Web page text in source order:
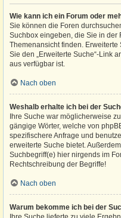
Wie kann ich ein Forum oder
Sie können die Foren
Suchbox eingeben, die Sie in der
Themenansicht finden.
Sie den „Erweiterte Suche“-Link
aus verfügbar ist.
Nach oben
Weshalb erhalte ich bei der
Ihre Suche war möglicherweise
gängige Wörter, welche von
spezifischere Anfrage und
erweiterte Suche bietet.
Suchbegriff(e) hier nirgends im
Rechtschreibung der Begriffe!
Nach oben
Warum bekomme ich bei der